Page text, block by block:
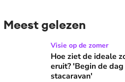
Meest gelezen
Hoe ziet de ideale zomerdag
Visie op de zomer
Hoe ziet de ideale
eruit? 'Begin de
stacaravan'